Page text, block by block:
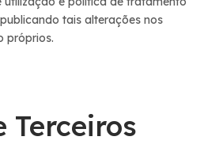
tais alterações nos
próprios.
Terceiros